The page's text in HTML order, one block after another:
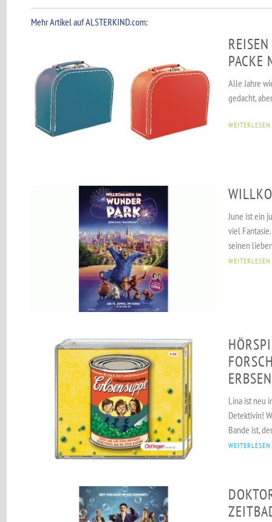
Mehr Artikel auf ALSTERKIND.com:
PACKE
Alle Jahre
gedacht,
WEITERLESEN
June ist ein
viel
seinen
WEITERLESEN
Lina ist neu
Detektivin!
Bande ist,
WEITERLESEN